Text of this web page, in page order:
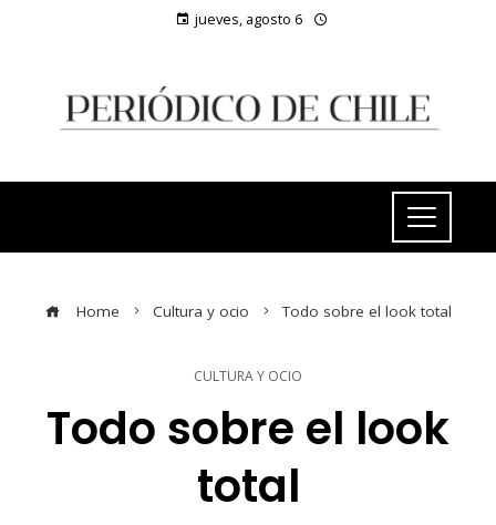
jueves, agosto 6
Home Cultura y ocio Todo sobre el look total
CULTURA Y OCIO
Todo sobre el look
total